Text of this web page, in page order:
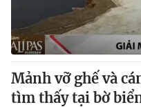
Mảnh vỡ ghế và
tìm thấy tại bờ